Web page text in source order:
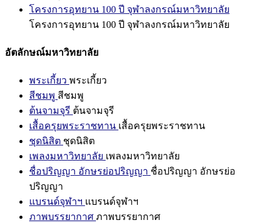
โครงการอุทยาน 100 ปี จุฬาลงกรณ์มหาวิทยาลัย
โครงการอุทยาน 100 ปี จุฬาลงกรณ์มหาวิทยาลัย
อัตลักษณ์มหาวิทยาลัย
พระเกี้ยว พระเกี้ยว
สีชมพู สีชมพู
ต้นจามจุรี ต้นจามจุรี
เสื้อครุยพระราชทาน เสื้อครุยพระราชทาน
ชุดนิสิต ชุดนิสิต
เพลงมหาวิทยาลัย เพลงมหาวิทยาลัย
ชื่อปริญญา อักษรย่อปริญญา ชื่อปริญญา อักษรย่อ
ปริญญา
แบรนด์จุฬาฯ แบรนด์จุฬาฯ
ภาพบรรยากาศ ภาพบรรยากาศ